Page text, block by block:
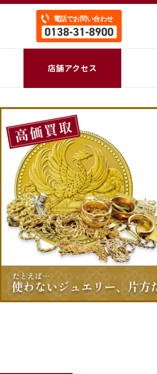
店舗アクセス